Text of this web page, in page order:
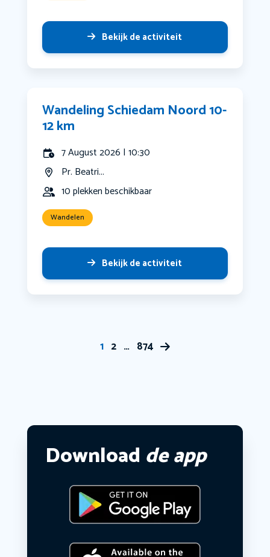
Bekijk de activiteit
Wandeling Schiedam Noord 10-
12 km
7 August 2026 | 10:30
Pr. Beatri...
10 plekken beschikbaar
Wandelen
Bekijk de activiteit
1 2 … 874
Download de app